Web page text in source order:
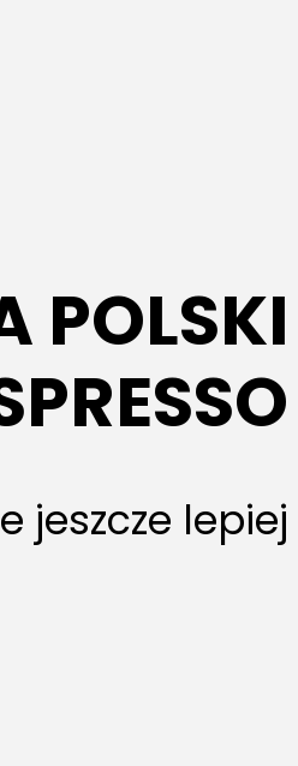
POLSKI
jeszcze lepiej